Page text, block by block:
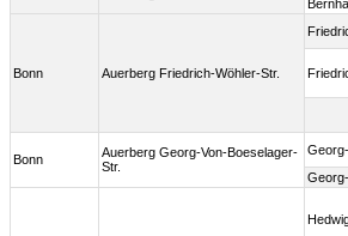
Bonn Auerberg Friedrich-Wöhler-Str.
Bonn
Auerberg Georg-Von-Boeselager-
Str.